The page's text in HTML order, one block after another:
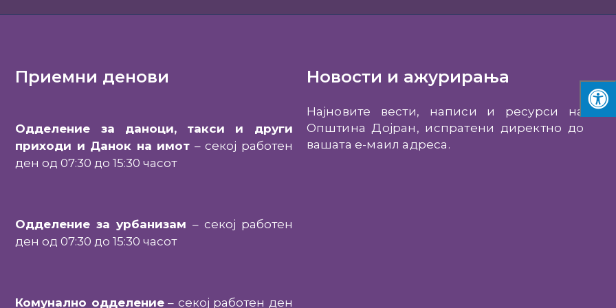
Приемни денови
Одделение за даноци, такси и други
приходи и Данок на имот – секој работен
ден од 07:30 до 15:30 часот
Одделение за урбанизам – секој работен
ден од 07:30 до 15:30 часот
Комунално одделение– секој работен ден
Новости и ажурирања
Најновите вести, написи и ресурси на
Општина Дојран, испратени директно до
вашата е-маил адреса.